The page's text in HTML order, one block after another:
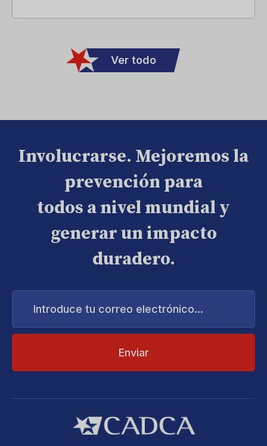
Ver todo
Involucrarse. Mejoremos la
prevención para
todos a nivel mundial y
generar un impacto
duradero.
Introduce
correo